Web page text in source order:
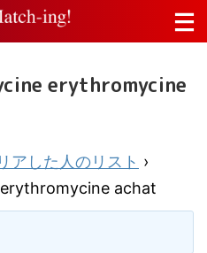
erythromycine
アした人のリスト ›
achat